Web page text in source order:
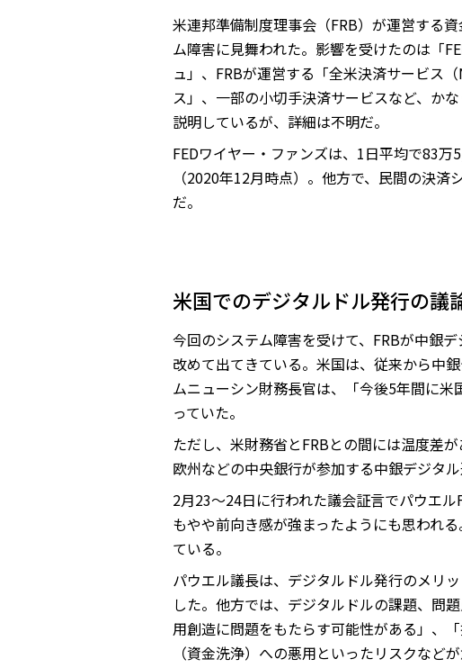
米連邦準備制度理事会（FRB）が運営する
ム障害に見舞われた。影響を受けたのは「
ュ」、FRBが運営する「全米決済サービス
ス」、一部の小切手決済サービスなど、か
説明しているが、詳細は不明だ。
FEDワイヤー・ファンズは、1日平均で83
（2020年12月時点）。他方で、民間の決
だ。
米国でのデジタルドル発行の議
今回のシステム障害を受けて、FRBが中銀
改めて出てきている。米国は、従来から中
ムニューシン財務長官は、「今後5年間に
っていた。
ただし、米財務省とFRBとの間には温度差
欧州などの中央銀行が参加する中銀デジタ
2月23～24日に行われた議会証言でパウエ
もやや前向き感が強まったようにも思われ
ている。
パウエル議長は、デジタルドル発行のメリ
した。他方では、デジタルドルの課題、問
用創造に問題をもたらす可能性がある」、
（資金洗浄）への悪用といったリスクなど